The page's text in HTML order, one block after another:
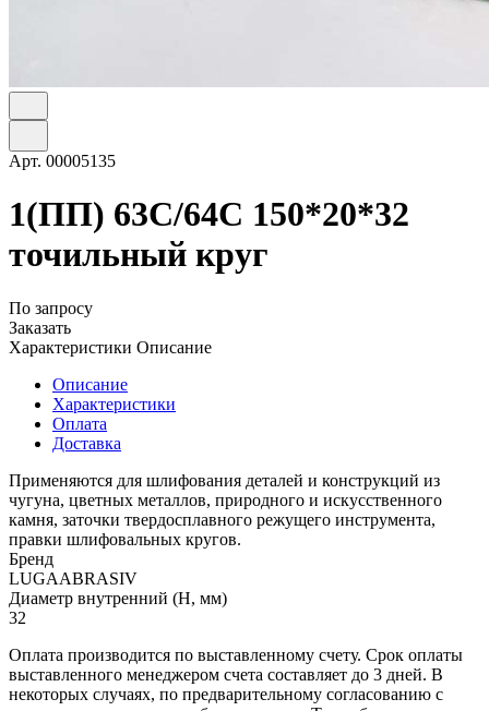
Арт. 00005135
1(ПП) 63С/64C 150*20*32
точильный круг
По запросу
Заказать
Характеристики Описание
Описание
Характеристики
Оплата
Доставка
Применяются для шлифования деталей и конструкций из
чугуна, цветных металлов, природного и искусственного
камня, заточки твердосплавного режущего инструмента,
правки шлифовальных кругов.
Бренд
LUGAABRASIV
Диаметр внутренний (H, мм)
32
Оплата производится по выставленному счету. Срок оплаты
выставленного менеджером счета составляет до 3 дней. В
некоторых случаях, по предварительному согласованию с